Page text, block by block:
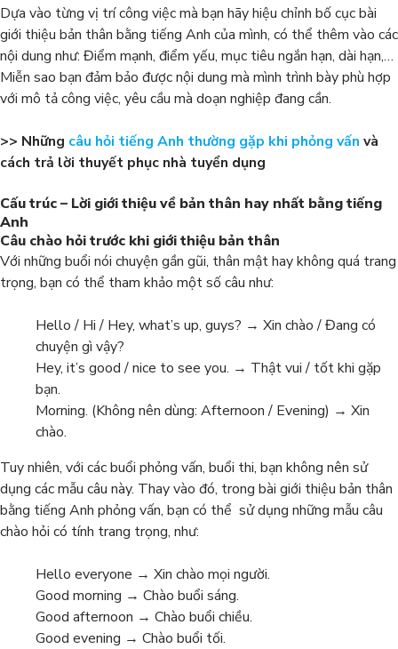
Dựa vào từng vị trí công việc mà bạn hãy hiệu chỉnh bố cục bài
giới thiệu bản thân bằng tiếng Anh của mình, có thể thêm vào các
nội dung như: Điểm mạnh, điểm yếu, mục tiêu ngắn hạn, dài hạn,…
Miễn sao bạn đảm bảo được nội dung mà mình trình bày phù hợp
với mô tả công việc, yêu cầu mà doạn nghiệp đang cần.
>> Những câu hỏi tiếng Anh thường gặp khi phỏng vấn và
cách trả lời thuyết phục nhà tuyển dụng
Cấu trúc – Lời giới thiệu về bản thân hay nhất bằng tiếng
Anh
Câu chào hỏi trước khi giới thiệu bản thân
Với những buổi nói chuyện gần gũi, thân mật hay không quá trang
trọng, bạn có thể tham khảo một số câu như:
Hello / Hi / Hey, what’s up, guys? → Xin chào / Đang có
chuyện gì vậy?
Hey, it’s good / nice to see you. → Thật vui / tốt khi gặp
bạn.
Morning. (Không nên dùng: Afternoon / Evening) → Xin
chào.
Tuy nhiên, với các buổi phỏng vấn, buổi thi, bạn không nên sử
dụng các mẫu câu này. Thay vào đó, trong bài giới thiệu bản thân
bằng tiếng Anh phỏng vấn, bạn có thể sử dụng những mẫu câu
chào hỏi có tính trang trọng, như:
Hello everyone → Xin chào mọi người.
Good morning → Chào buổi sáng.
Good afternoon → Chào buổi chiều.
Good evening → Chào buổi tối.